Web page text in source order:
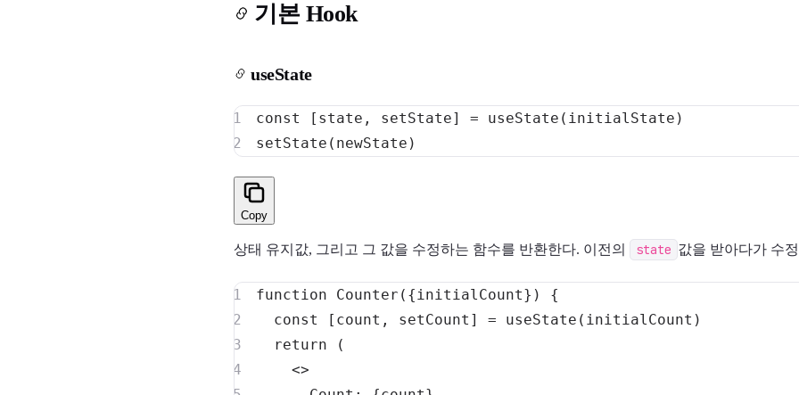
기본 Hook
useState
const [ state , setState] = useState ( initialState )
setState ( newState )
Copy
상태 유지값, 그리고 그 값을 수정하는 함수를 반환한다. 이전의 state 값을 받아다가 수
function Counter ( {initialCount} )
{
const
[ count , setCount ] = useState ( initialCount )
return
(
<>